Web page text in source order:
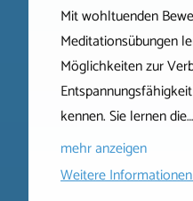
Mit wohltuenden
Meditationsübungen
Möglichkeiten zur
kennen. Sie lernen die…
mehr anzeigen
Weitere